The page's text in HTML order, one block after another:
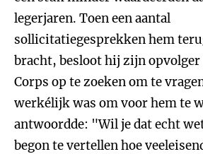
legerjaren. Toen een aantal
sollicitatiegesprekken hem
bracht, besloot hij zijn opvolger
Corps op te zoeken om te
werkélijk was om voor hem te
antwoordde: "Wil je dat echt
begon te vertellen hoe